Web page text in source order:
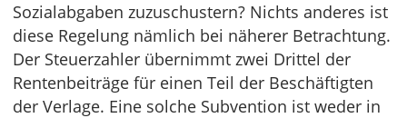
Sozialabgaben zuzuschustern? Nichts anderes ist
diese Regelung nämlich bei näherer Betrachtung.
Der Steuerzahler übernimmt zwei Drittel der
Rentenbeiträge für einen Teil der Beschäftigten
der Verlage. Eine solche Subvention ist weder in